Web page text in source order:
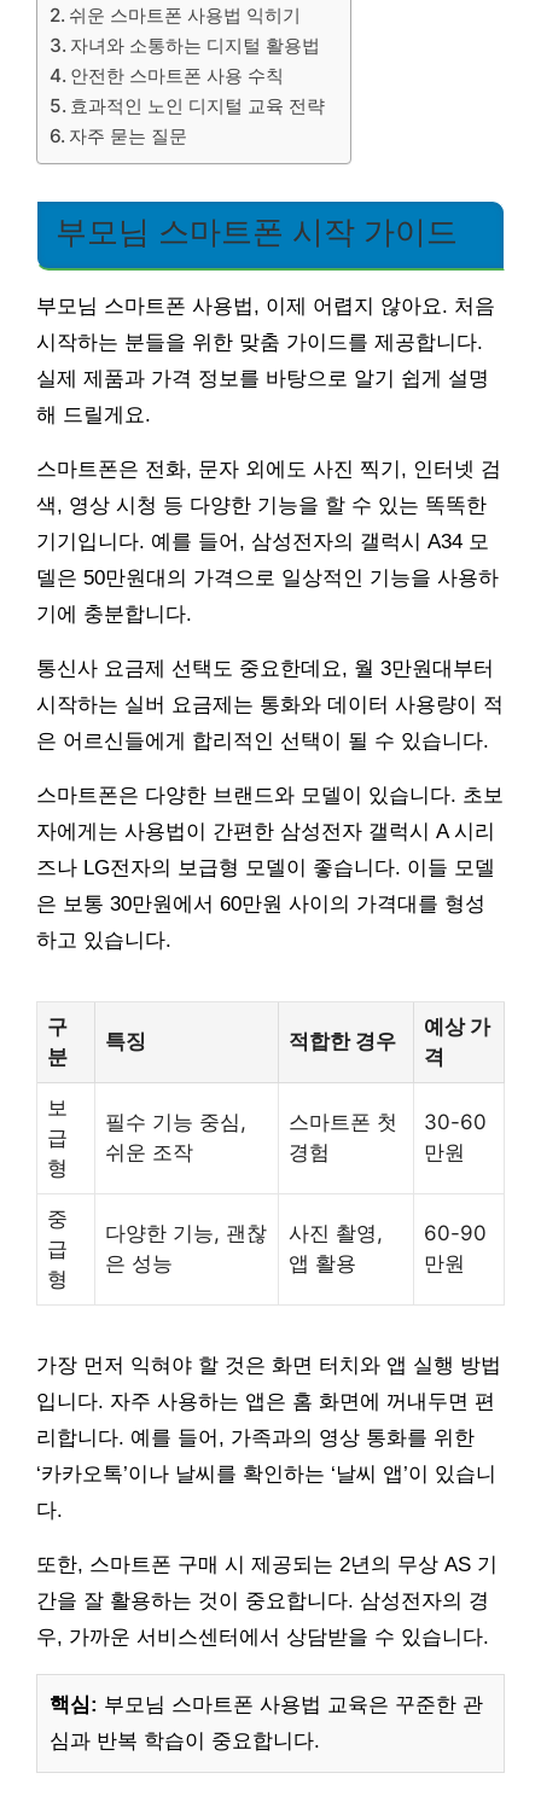
쉬운 스마트폰 사용법 익히기
자녀와 소통하는 디지털 활용법
안전한 스마트폰 사용 수칙
효과적인 노인 디지털 교육 전략
자주 묻는 질문
부모님 스마트폰 시작 가이드
부모님 스마트폰 사용법, 이제 어렵지 않아요. 처음
시작하는 분들을 위한 맞춤 가이드를 제공합니다.
실제 제품과 가격 정보를 바탕으로 알기 쉽게 설명
해 드릴게요.
스마트폰은 전화, 문자 외에도 사진 찍기, 인터넷 검
색, 영상 시청 등 다양한 기능을 할 수 있는 똑똑한
기기입니다. 예를 들어, 삼성전자의 갤럭시 A34 모
델은 50만원대의 가격으로 일상적인 기능을 사용하
기에 충분합니다.
통신사 요금제 선택도 중요한데요, 월 3만원대부터
시작하는 실버 요금제는 통화와 데이터 사용량이 적
은 어르신들에게 합리적인 선택이 될 수 있습니다.
스마트폰은 다양한 브랜드와 모델이 있습니다. 초보
자에게는 사용법이 간편한 삼성전자 갤럭시 A 시리
즈나 LG전자의 보급형 모델이 좋습니다. 이들 모델
은 보통 30만원에서 60만원 사이의 가격대를 형성
하고 있습니다.
구
분
특징 적합한 경우
예상 가
격
보
급
형
필수 기능 중심,
쉬운 조작
스마트폰 첫
경험
30-60
만원
중
급
형
다양한 기능, 괜찮
은 성능
사진 촬영,
앱 활용
60-90
만원
가장 먼저 익혀야 할 것은 화면 터치와 앱 실행 방법
입니다. 자주 사용하는 앱은 홈 화면에 꺼내두면 편
리합니다. 예를 들어, 가족과의 영상 통화를 위한
‘카카오톡’이나 날씨를 확인하는 ‘날씨 앱’이 있습니
다.
또한, 스마트폰 구매 시 제공되는 2년의 무상 AS 기
간을 잘 활용하는 것이 중요합니다. 삼성전자의 경
우, 가까운 서비스센터에서 상담받을 수 있습니다.
핵심: 부모님 스마트폰 사용법 교육은 꾸준한 관
심과 반복 학습이 중요합니다.